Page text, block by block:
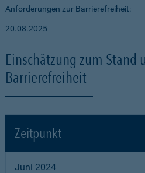
Anforderungen zur Barrierefreiheit:
20.08.2025
Einschätzung zum Stand
Barrierefreiheit
Zeitpunkt
Juni 2024